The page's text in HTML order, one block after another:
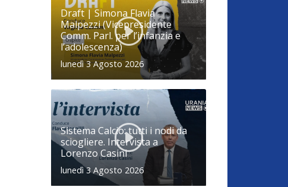
Draft | Simona Flavia
Malpezzi (Vicepresidente
Comm. Parl. per l’infanzia e
l’adolescenza)
lunedì 3 Agosto 2026
Sistema Calcio: tutti i nodi da
sciogliere. Intervista a
Lorenzo Casini
lunedì 3 Agosto 2026